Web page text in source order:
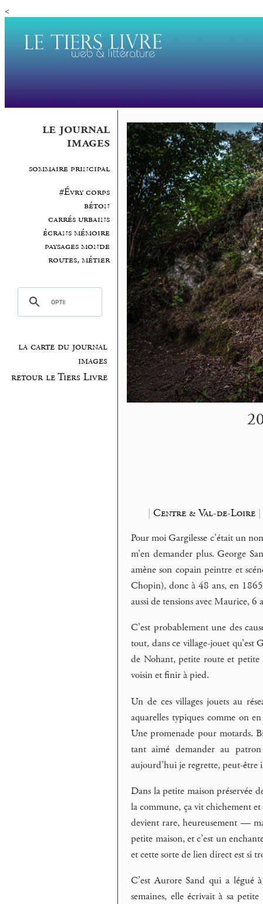
<
le journal
images
sommaire principal
#Évry corps
béton
carrés urbains
écrans mémoire
paysages monde
routes, métier
la carte du journal
images
retour le Tiers Livre
| Centre & Val-de-Loire|
Pour moi Gargilesse c’était un
m’en demander plus. George
amène son copain peintre et
Chopin), donc à 48 ans, en
aussi de tensions avec Maurice, 6
C’est probablement une des
tout, dans ce village-jouet qu’est
de Nohant, petite route et petite
voisin et finir à pied.
Un de ces villages jouets au
aquarelles typiques comme on
Une promenade pour motards.
tant aimé demander au
aujourd’hui je regrette, peut-être
Dans la petite maison préservée
la commune, ça vit chichement
devient rare, heureusement —
petite maison, et c’est un
et cette sorte de lien direct est si
C’est Aurore Sand qui a légué
semaines, elle écrivait à sa